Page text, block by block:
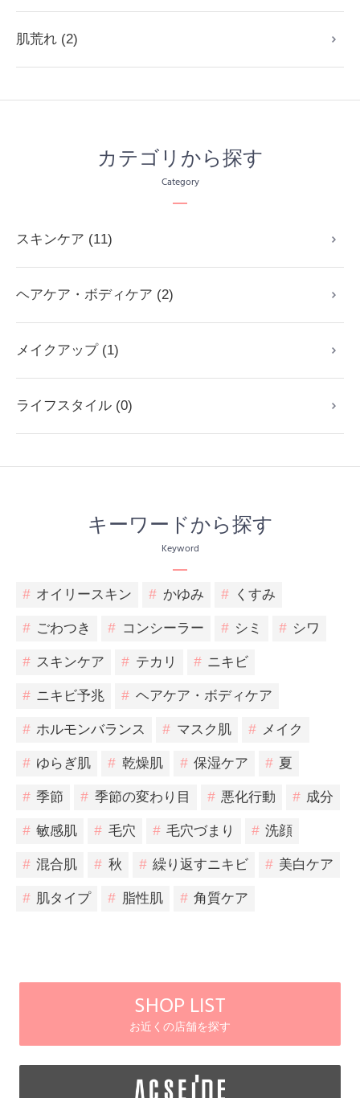
肌荒れ (2)
カテゴリから探す
Category
スキンケア (11)
ヘアケア・ボディケア (2)
メイクアップ (1)
ライフスタイル (0)
キーワードから探す
Keyword
# オイリースキン # かゆみ # くすみ
# ごわつき # コンシーラー # シミ # シワ
# スキンケア # テカリ # ニキビ
# ニキビ予兆 # ヘアケア・ボディケア
# ホルモンバランス # マスク肌 # メイク
# ゆらぎ肌 # 乾燥肌 # 保湿ケア # 夏
# 季節 # 季節の変わり目 # 悪化行動 # 成分
# 敏感肌 # 毛穴 # 毛穴づまり # 洗顔
# 混合肌 # 秋 # 繰り返すニキビ # 美白ケア
# 肌タイプ # 脂性肌 # 角質ケア
SHOP LIST
お近くの店舗を探す